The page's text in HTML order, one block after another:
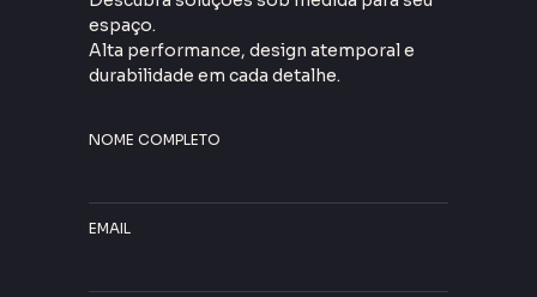
espaço.
Alta performance, design atemporal e
durabilidade em cada detalhe.
NOME COMPLETO
EMAIL